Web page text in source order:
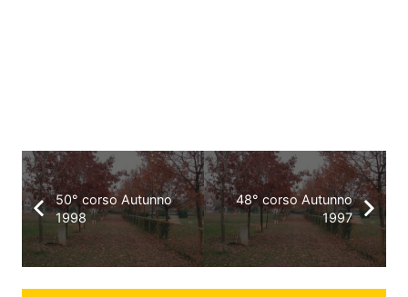
50° corso Autunno
1998
48° corso Autunno
1997